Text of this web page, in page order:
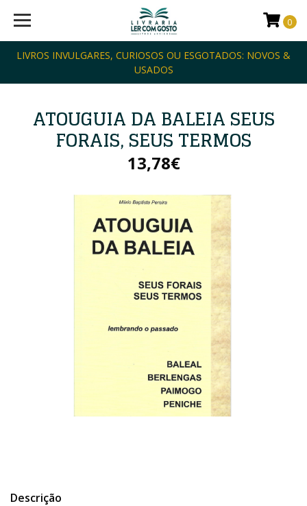
LIVROS INVULGARES, CURIOSOS OU ESGOTADOS: NOVOS &
USADOS
0
ATOUGUIA DA BALEIA SEUS
FORAIS, SEUS TERMOS
13,78€
Descrição